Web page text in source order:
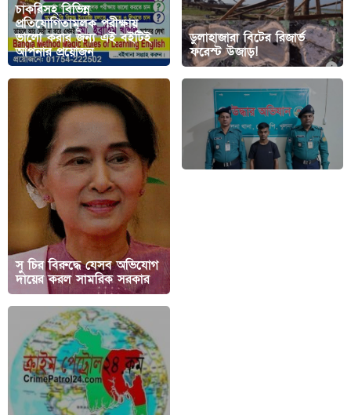
চাকরিসহ বিভিন্ন
প্রতিযোগিতামূলক পরীক্ষায়
ভালো করার জন্য এই বইটিই
আপনার প্রয়োজন
ডুলাহাজারা বিটের রিজার্ভ
ফরেস্ট উজাড়!
সু চির বিরুদ্ধে যেসব অভিযোগ
দায়ের করল সামরিক সরকার